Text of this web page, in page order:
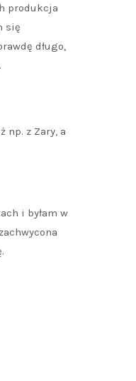
produkcja
się
długo,
np. z Zary, a
i byłam w